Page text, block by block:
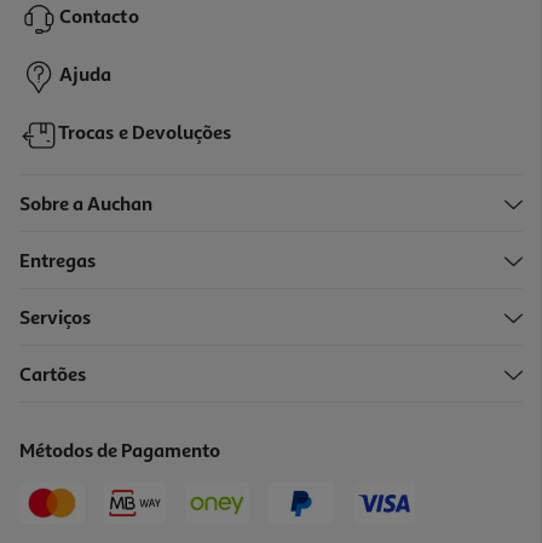
2,40 €
Contacto
Ajuda
Trocas e Devoluções
Sobre a Auchan
Entregas
Serviços
Cartões
Métodos de Pagamento